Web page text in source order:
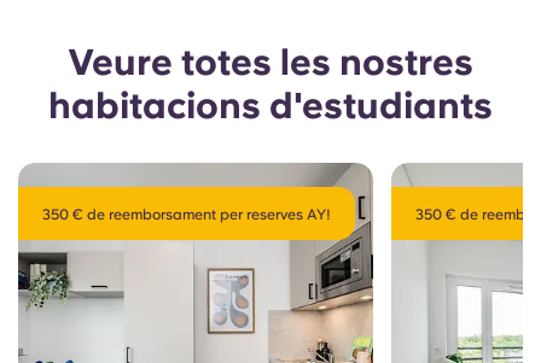
Veure totes les nostres
habitacions d'estudiants
350 € de reemborsament per reserves AY! 350 € de